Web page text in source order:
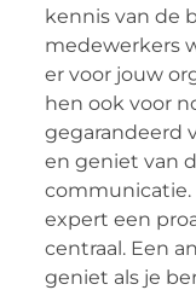
kennis van de
medewerkers
er voor jouw
hen ook voor
gegarandeerd
en geniet van
communicatie.
expert een
centraal. Een
geniet als je